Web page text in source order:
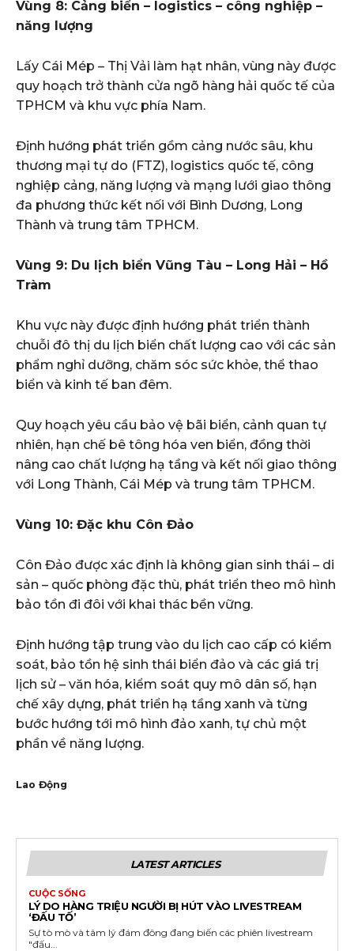
Vùng 8: Cảng biển – logistics – công nghiệp –
năng lượng
Lấy Cái Mép – Thị Vải làm hạt nhân, vùng này được
quy hoạch trở thành cửa ngõ hàng hải quốc tế của
TPHCM và khu vực phía Nam.
Định hướng phát triển gồm cảng nước sâu, khu
thương mại tự do (FTZ), logistics quốc tế, công
nghiệp cảng, năng lượng và mạng lưới giao thông
đa phương thức kết nối với Bình Dương, Long
Thành và trung tâm TPHCM.
Vùng 9: Du lịch biển Vũng Tàu – Long Hải – Hồ
Tràm
Khu vực này được định hướng phát triển thành
chuỗi đô thị du lịch biển chất lượng cao với các sản
phẩm nghỉ dưỡng, chăm sóc sức khỏe, thể thao
biển và kinh tế ban đêm.
Quy hoạch yêu cầu bảo vệ bãi biển, cảnh quan tự
nhiên, hạn chế bê tông hóa ven biển, đồng thời
nâng cao chất lượng hạ tầng và kết nối giao thông
với Long Thành, Cái Mép và trung tâm TPHCM.
Vùng 10: Đặc khu Côn Đảo
Côn Đảo được xác định là không gian sinh thái – di
sản – quốc phòng đặc thù, phát triển theo mô hình
bảo tồn đi đôi với khai thác bền vững.
Định hướng tập trung vào du lịch cao cấp có kiểm
soát, bảo tồn hệ sinh thái biển đảo và các giá trị
lịch sử – văn hóa, kiểm soát quy mô dân số, hạn
chế xây dựng, phát triển hạ tầng xanh và từng
bước hướng tới mô hình đảo xanh, tự chủ một
phần về năng lượng.
Lao Động
LATEST ARTICLES
CUỘC SỐNG
LÝ DO HÀNG TRIỆU NGƯỜI BỊ HÚT VÀO LIVESTREAM
‘ĐẤU TỐ’
Sự tò mò và tâm lý đám đông đang biến các phiên livestream
"đấu...